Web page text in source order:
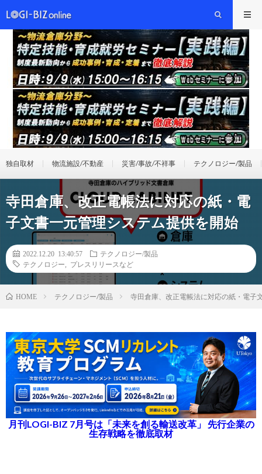
独自取材 物流施設/不動産 災害/事故/不祥事 テクノロジー/製品
寺田倉庫、改正電帳法に対応の紙・電
子文書一元管理システム提供を開始
2022.12.20 13:40:57
テクノロジー/製品
テクノロジー
プレスリリースなど
HOME テクノロジー/製品 寺田倉庫、改正電帳法に対応の紙・電子
月刊LOGI-BIZ 7月号は「未来を創る輸送改革」 先行企業の
生存戦略を徹底取材